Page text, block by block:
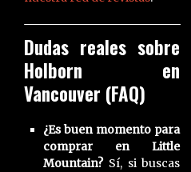
Dudas reales sobre
Holborn en
Vancouver (FAQ)
¿Es buen momento para
comprar en Little
Mountain?Sí, si buscas